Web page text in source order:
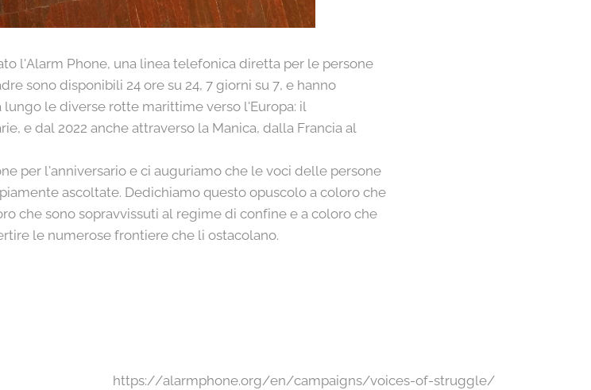
l'Alarm Phone, una linea telefonica diretta per le persone
sono disponibili 24 ore su 24, 7 giorni su 7, e hanno
le diverse rotte marittime verso l'Europa: il
e dal 2022 anche attraverso la Manica, dalla Francia al
per l'anniversario e ci auguriamo che le voci delle persone
ascoltate. Dedichiamo questo opuscolo a coloro che
che sono sopravvissuti al regime di confine e a coloro che
le numerose frontiere che li ostacolano.
https://alarmphone.org/en/campaigns/voices-of-struggle/